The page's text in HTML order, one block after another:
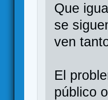
Que
se
ven
El
público